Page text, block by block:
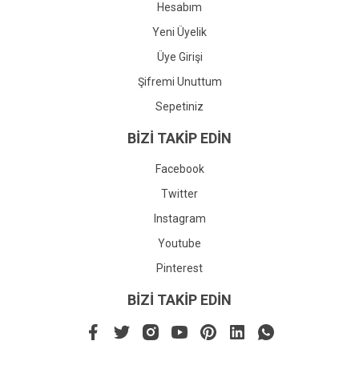
Hesabım
Yeni Üyelik
Üye Girişi
Şifremi Unuttum
Sepetiniz
BİZİ TAKİP EDİN
Facebook
Twitter
Instagram
Youtube
Pinterest
BİZİ TAKİP EDİN